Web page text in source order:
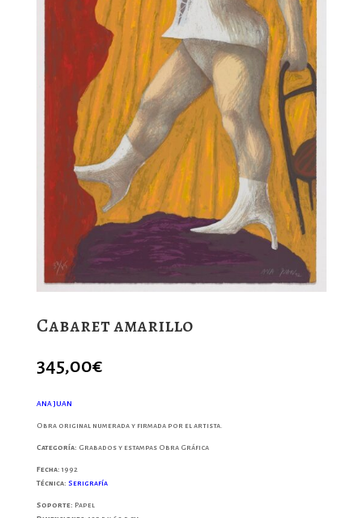
Cabaret amarillo
345,00€
ANA JUAN
Obra original numerada y firmada por el artista.
Categoría: Grabados y estampas Obra Gráfica
Fecha: 1992
Técnica: Serigrafía
Soporte: Papel